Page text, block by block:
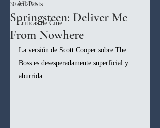
All Posts
Criticas de Cine
Springsteen: Deliver Me
From Nowhere
30 oct 2025
La versión de Scott Cooper sobre The
Boss es desesperadamente superficial y
aburrida